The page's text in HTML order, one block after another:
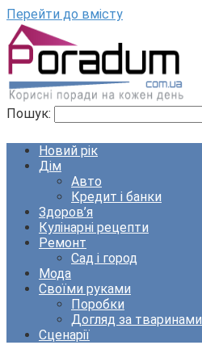
Перейти до вмісту
Пошук:
Новий рік
Дім
Авто
Кредит і банки
Здоров’я
Кулінарні рецепти
Ремонт
Сад і город
Мода
Своїми руками
Поробки
Догляд за тваринами
Сценарії